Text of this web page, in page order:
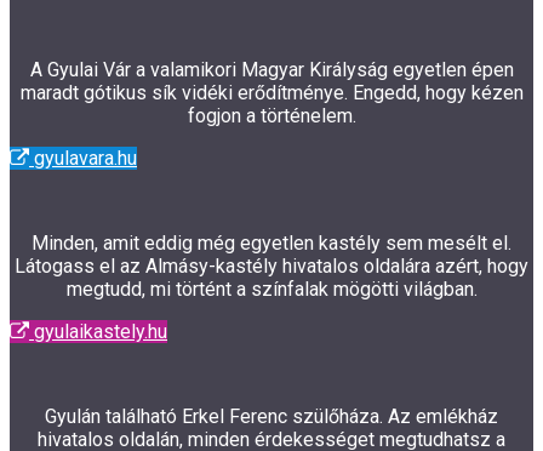
A Gyulai Vár a valamikori Magyar Királyság egyetlen épen
maradt gótikus sík vidéki erődítménye. Engedd, hogy kézen
fogjon a történelem.
gyulavara.hu
Minden, amit eddig még egyetlen kastély sem mesélt el.
Látogass el az Almásy-kastély hivatalos oldalára azért, hogy
megtudd, mi történt a színfalak mögötti világban.
gyulaikastely.hu
Gyulán található Erkel Ferenc szülőháza. Az emlékház
hivatalos oldalán, minden érdekességet megtudhatsz a